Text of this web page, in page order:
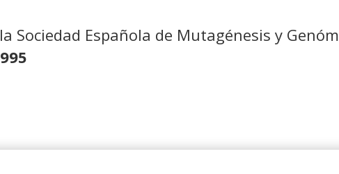
Sociedad Española de Mutagénesis y